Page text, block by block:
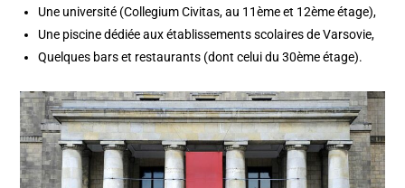
Une université (Collegium Civitas, au 11ème et 12ème étage),
Une piscine dédiée aux établissements scolaires de Varsovie,
Quelques bars et restaurants (dont celui du 30ème étage).